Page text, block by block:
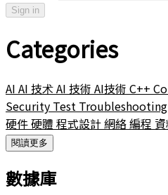
Sign in
Categories
AI AI 技术AI 技術 AI技術 C++
Security Test Troubleshooting
硬件硬體 程式設計網絡編程
閱讀更多
數據庫